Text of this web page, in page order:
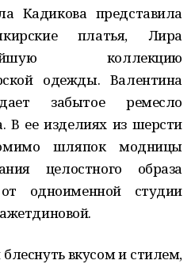
Кадикова представила
платья, Лира
коллекцию
одежды. Валентина
забытое ремесло
В ее изделиях из шерсти
шляпок модницы
целостного образа
одноименной студии
вкусом и стилем,